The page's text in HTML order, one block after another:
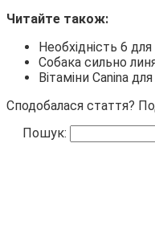
Читайте також:
Необхідність 6
Собака сильно
Вітаміни Canina
Сподобалася стаття?
Пошук: